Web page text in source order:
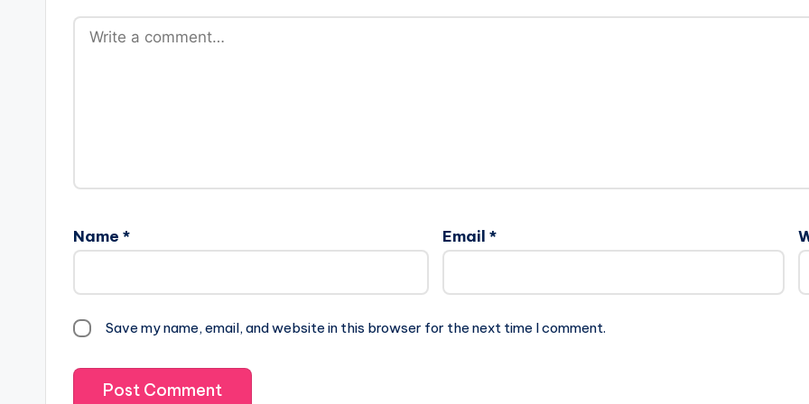
Name * Email *
Save my name, email, and website in this browser for the next time I comment.